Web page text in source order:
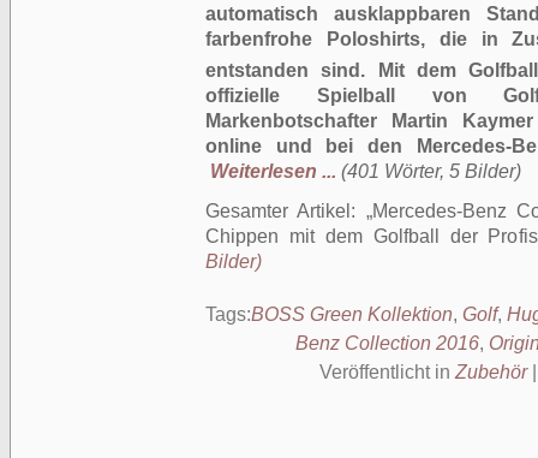
automatisch ausklappbaren
farbenfrohe Poloshirts, die in
entstanden sind. Mit dem
offizielle Spielball von
Markenbotschafter Martin
online und bei den Mercedes-
Weiterlesen ... (401 Wörter, 5 Bilder)
Gesamter Artikel:
Mercedes-Benz
Chippen mit dem Golfball der Profis
Bilder)
Tags:BOSS Green Kollektion, Golf,
Benz Collection 2016,
Veröffentlicht in Zubehör